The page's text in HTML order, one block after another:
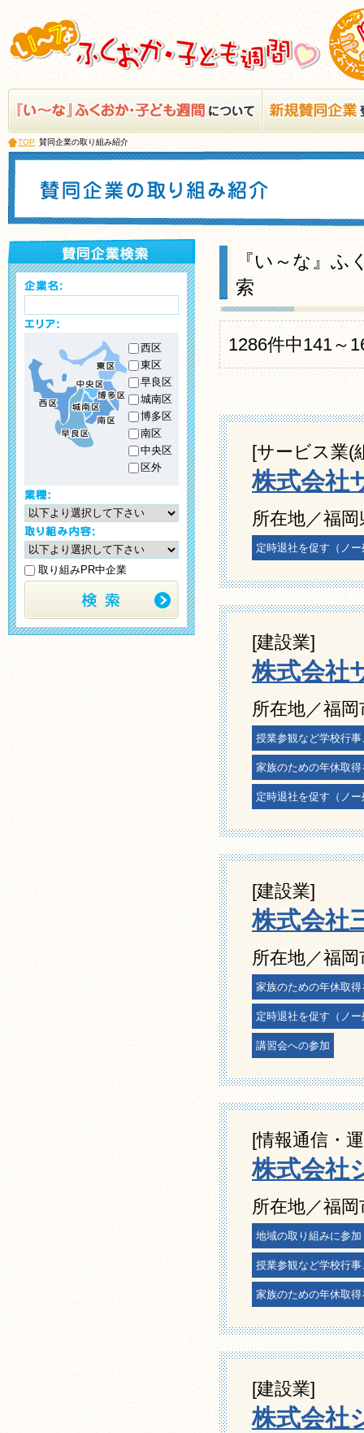
TOP 賛同企業の取り組み紹介
西区
東区
早良区
城南区
博多区
南区
中央区
区外
取り組みPR中企業
『い～な』
索
1286件中141～
[サービス業(
株式会社
所在地／福
定時退社を促す（ノ
[建設業]
株式会社
所在地／福
授業参観など学校行
家族のための年休取得
定時退社を促す（ノ
[建設業]
株式会社
所在地／福
家族のための年休取得
定時退社を促す（ノ
講習会への参加
[情報通信・
株式会社
所在地／福
地域の取り組みに参加
授業参観など学校行
家族のための年休取得
[建設業]
株式会社